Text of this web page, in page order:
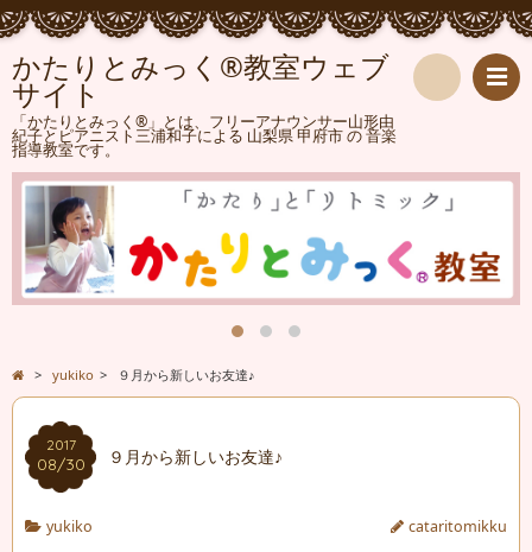
かたりとみっく®教室ウェブ
サイト
「かたりとみっく®」とは、フリーアナウンサー山形由
紀子とピアニスト三浦和子による 山梨県 甲府市 の 音楽
指導教室です。
索
> yukiko > ９月から新しいお友達♪
2017
08/30 ９月から新しいお友達♪
yukiko cataritomikku